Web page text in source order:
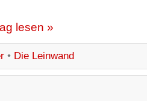
lesen »
• Die Leinwand